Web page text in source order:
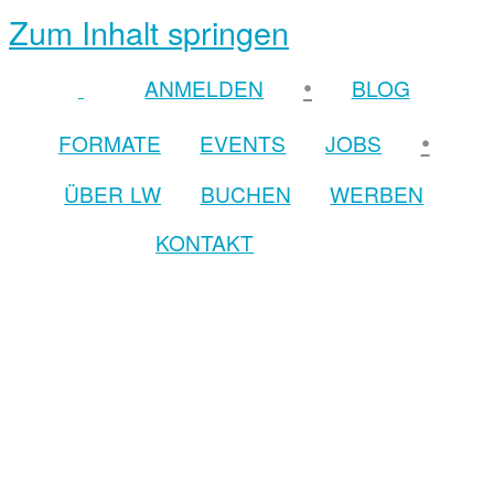
Zum Inhalt springen
ANMELDEN •
BLOG
FORMATE
EVENTS JOBS •
ÜBER LW BUCHEN
WERBEN
KONTAKT